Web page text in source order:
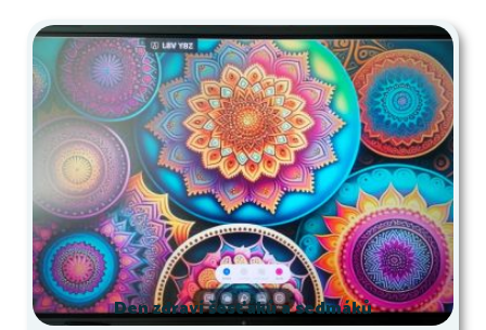
Den zdraví šesťáků a sedmáků